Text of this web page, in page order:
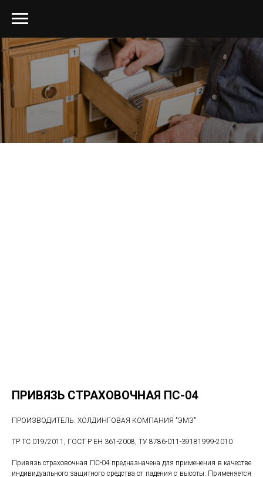
ПРИВЯЗЬ СТРАХОВОЧНАЯ ПС-04
ПРОИЗВОДИТЕЛЬ: ХОЛДИНГОВАЯ КОМПАНИЯ "ЭМЗ"
ТР ТС 019/2011, ГОСТ Р ЕН 361-2008, ТУ 8786-011-39181999-2010
Привязь страховочная ПС-04 предназначена для применения в качестве
индивидуального защитного средства от падения с высоты. Применяется